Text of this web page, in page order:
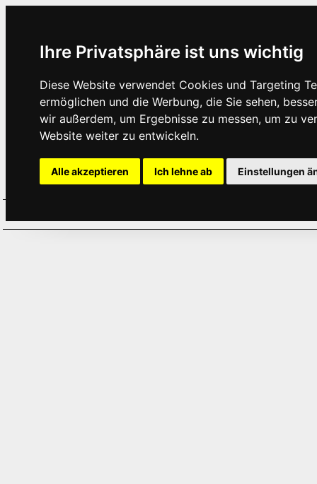
Ihre Privatsphäre ist uns wichtig
Diese Website verwendet Cookies und Targeting
ermöglichen und die Werbung, die Sie sehen,
wir außerdem, um Ergebnisse zu messen, um zu
Website weiter zu entwickeln.
Alle akzeptieren Ich lehne ab Einstellungen